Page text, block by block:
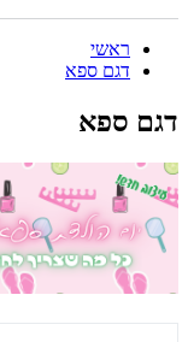
ראשי
דגם ספא
דגם ספא